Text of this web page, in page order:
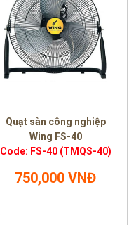
Quạt sàn công nghiệp
Wing FS-40
Code: FS-40 (TMQS-40)
750,000 VNĐ